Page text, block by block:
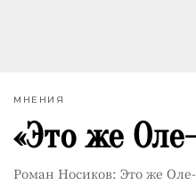
МНЕНИЯ
«Это же
Роман Носиков: Это же